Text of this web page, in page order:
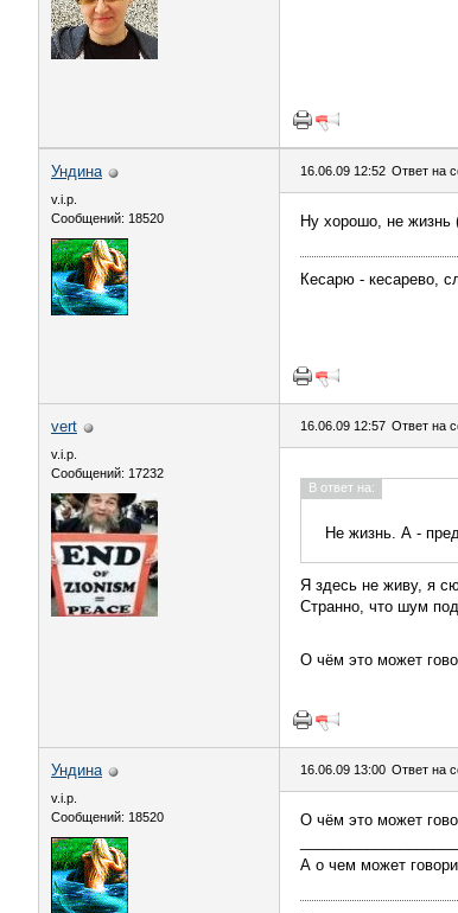
Ундина
v.i.p.
Сообщений: 18520
16.06.09 12:52 Ответ на
Ну хорошо, не жизнь
Кесарю - кесарево,
vert
v.i.p.
Сообщений: 17232
16.06.09 12:57 Ответ на
В ответ на:
Не жизнь. А -
Я здесь не живу, я
Странно, что шум
О чём это может
Ундина
v.i.p.
Сообщений: 18520
16.06.09 13:00 Ответ на
О чём это может
А о чем может